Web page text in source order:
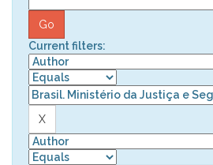
Current filters: